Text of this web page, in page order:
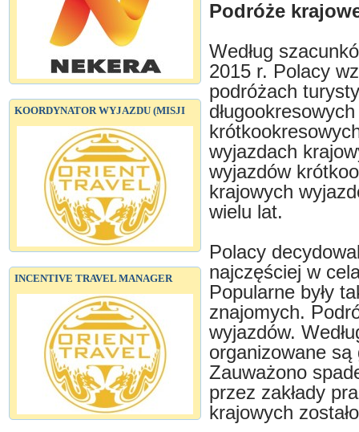
KOORDYNATOR WYJAZDU (MISJI
INCENTIVE TRAVEL MANAGER
Podróże
Według
2015 r. Polacy
podróżach
wyjazdach
wyjazdów
krajowych
wielu lat.
Polacy
najczęściej w
Popularne były
znajomych.
wyjazdów.
organizowane są
Zauważono
przez zakłady
krajowych